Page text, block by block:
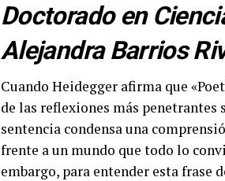
Doctorado en
Alejandra Barrios
Cuando Heidegger afirma que
de las reflexiones más penetrantes
sentencia condensa una
frente a un mundo que todo lo
embargo, para entender esta frase